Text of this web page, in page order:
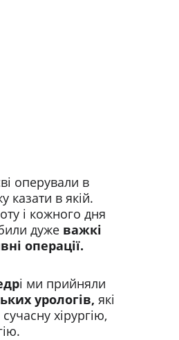
оперували в
казати в якій.
і кожного дня
дуже важкі
операції.
і ми прийняли
урологів, які
хірургію,